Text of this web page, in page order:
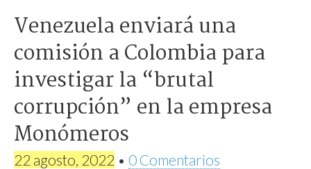
Venezuela enviará una
comisión a Colombia para
investigar la “brutal
corrupción” en la empresa
Monómeros
22 agosto, 2022 • 0 Comentarios